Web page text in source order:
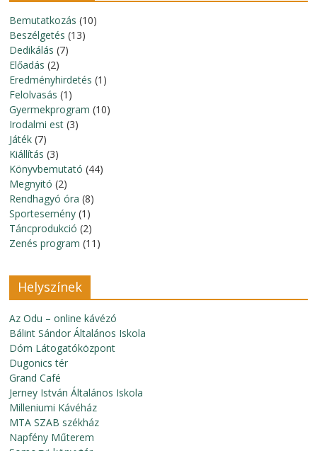
Bemutatkozás (10)
Beszélgetés (13)
Dedikálás (7)
Előadás (2)
Eredményhirdetés (1)
Felolvasás (1)
Gyermekprogram (10)
Irodalmi est (3)
Játék (7)
Kiállítás (3)
Könyvbemutató (44)
Megnyitó (2)
Rendhagyó óra (8)
Sportesemény (1)
Táncprodukció (2)
Zenés program (11)
Helyszínek
Az Odu – online kávézó
Bálint Sándor Általános Iskola
Dóm Látogatóközpont
Dugonics tér
Grand Café
Jerney István Általános Iskola
Milleniumi Kávéház
MTA SZAB székház
Napfény Műterem